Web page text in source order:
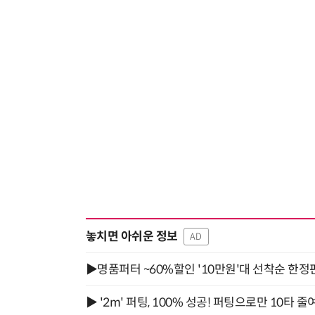
놓치면 아쉬운 정보 AD
▶명품퍼터 ~60%할인 '10만원'대 선착순 한정
▶ '2m' 퍼팅, 100% 성공! 퍼팅으로만 10타 줄